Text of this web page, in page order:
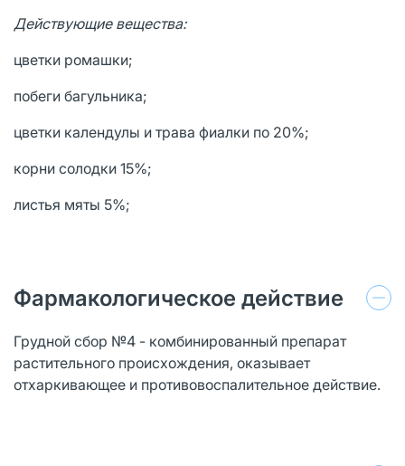
Действующие вещества:
цветки ромашки;
побеги багульника;
цветки календулы и трава фиалки по 20%;
корни солодки 15%;
листья мяты 5%;
Фармакологическое действие
Грудной сбор №4 - комбинированный препарат
растительного происхождения, оказывает
отхаркивающее и противовоспалительное действие.